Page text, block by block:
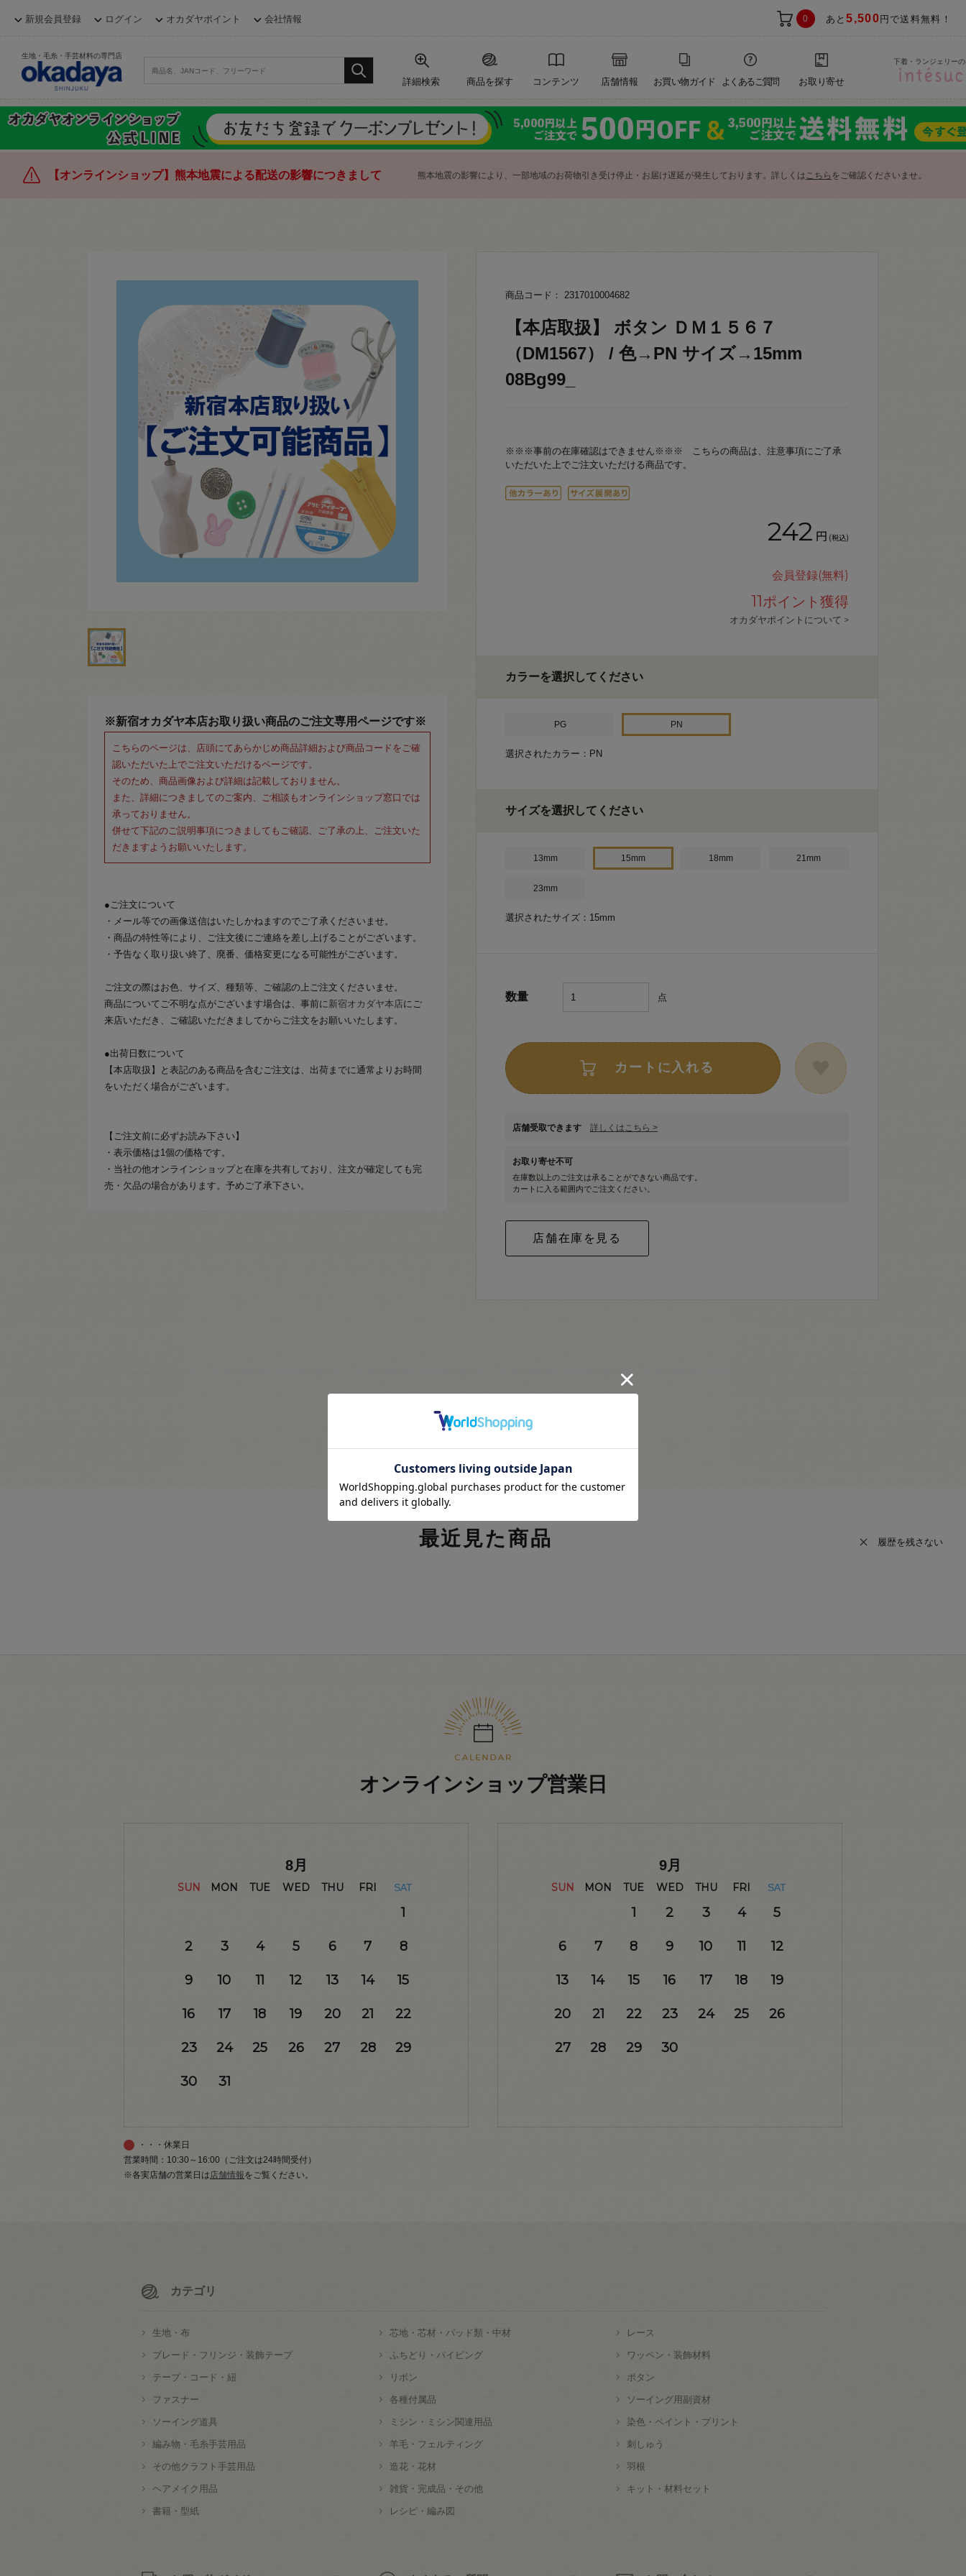
新規会員登録 ログイン オカダヤポイント 会社情報 0 あと5,500 円で送料無料！
生地・毛糸・手芸材料の専門店
詳細検索 商品を探す コンテンツ 店舗情報 お買い物ガイド よくあるご質問 お取り寄せ
下着・ランジェリー
【オンラインショップ】熊本地震による配送の影響につきまして 熊本地震の影響により、一部地域のお荷物引き受け停止・お届け遅延が発生しております。詳しくはこちら をご確認くださいませ。
※新宿オカダヤ本店お取り扱い商品のご注文専用ページです※
こちらのページは、店頭にてあらかじめ商品詳細および商品コードをご確
認いただいた上でご注文いただけるページです。
そのため、商品画像および詳細は記載しておりません。
また、詳細につきましてのご案内、ご相談もオンラインショップ窓口では
承っておりません。
併せて下記のご説明事項につきましてもご確認、ご了承の上、ご注文いた
だきますようお願いいたします。
●ご注文について
・メール等での画像送信はいたしかねますのでご了承くださいませ。
・商品の特性等により、ご注文後にご連絡を差し上げることがございます。
・予告なく取り扱い終了、廃番、価格変更になる可能性がございます。
ご注文の際はお色、サイズ、種類等、ご確認の上ご注文くださいませ。
商品についてご不明な点がございます場合は、事前に 新宿オカダヤ本店にご
来店いただき、ご確認いただきましてからご注文をお願いいたします。
●出荷日数について
【本店取扱】と表記のある商品を含むご注文は、出荷までに通常よりお時間
をいただく場合がございます。
【ご注文前に必ずお読み下さい】
・表示価格は1個の価格です。
・当社の他オンラインショップと在庫を共有しており、注文が確定しても完
売・欠品の場合があります。予めご了承下さい。
商品コード： 2317010004682
【本店取扱】 ボタン ＤＭ１５６７
（DM1567） / 色→PN サイズ→15mm
08Bg99_
※※※事前の在庫確認はできません※※※ こちらの商品は、注意事項にご了承
いただいた上でご注文いただける商品です。
242 円 (税込)
会員登録(無料)
11ポイント獲得
オカダヤポイントについて >
カラーを選択してください
PG PN
選択されたカラー：PN
サイズを選択してください
13mm 15mm 18mm 21mm
23mm
選択されたサイズ：15mm
数量 点
カートに入れる
店舗受取できます 詳しくはこちら >
お取り寄せ不可
在庫数以上のご注文は承ることができない商品です。
カートに入る範囲内でご注文ください。
最近見た商品 履歴を残さない
オンラインショップ営業日
8月
SUN MON TUE WED THU FRI SAT
1
2 3 4 5 6 7 8
9 10 11 12 13 14 15
16 17 18 19 20 21 22
23 24 25 26 27 28 29
30 31
9月
SUN MON TUE WED THU FRI SAT
1 2 3 4 5
6 7 8 9 10 11 12
13 14 15 16 17 18 19
20 21 22 23 24 25 26
27 28 29 30
・・・休業日
営業時間：10:30～16:00（ご注文は24時間受付）
※各実店舗の営業日は店舗情報をご覧ください。
カテゴリ
生地・布 芯地・芯材・パッド類・中材 レース
ブレード・フリンジ・装飾テープ ふちどり・パイピング ワッペン・装飾材料
テープ・コード・紐 リボン ボタン
ファスナー 各種付属品 ソーイング用副資材
ソーイング道具 ミシン・ミシン関連用品 染色・ペイント・プリント
編み物・毛糸手芸用品 羊毛・フェルティング 刺しゅう
その他クラフト手芸用品 造花・花材 羽根
ヘアメイク用品 雑貨・完成品・その他 キット・材料セット
書籍・型紙 レシピ・編み図